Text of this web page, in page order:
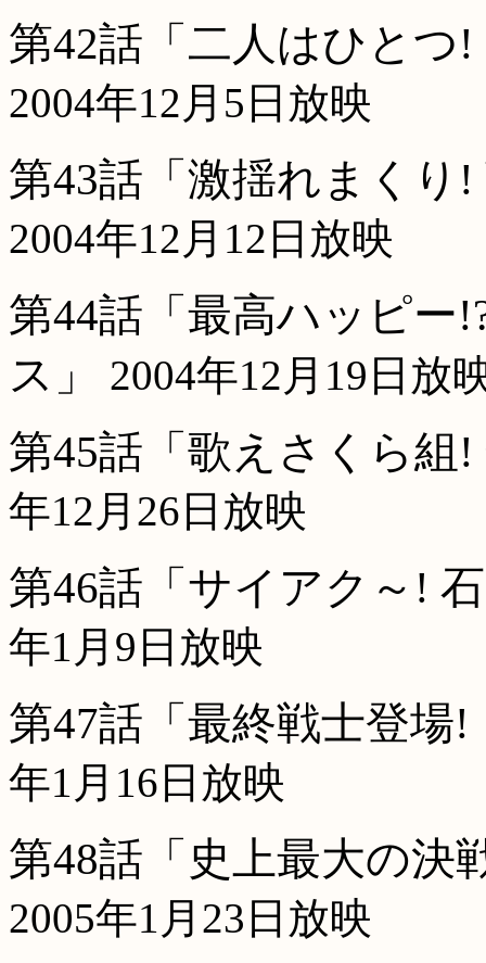
第42話「二人はひとつ
2004年12月5日放映
第43話「激揺れまくり
2004年12月12日放映
第44話「最高ハッピー
ス」
2004年12月19日放
第45話「歌えさくら組
年12月26日放映
第46話「サイアク～!
年1月9日放映
第47話「最終戦士登場
年1月16日放映
第48話「史上最大の決
2005年1月23日放映